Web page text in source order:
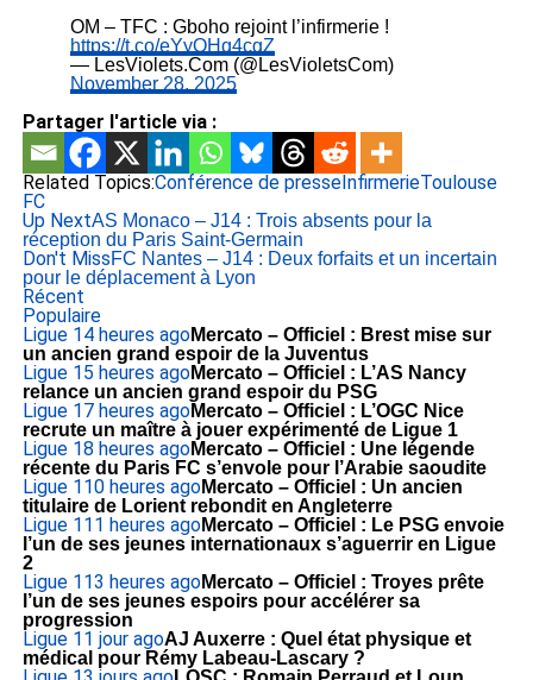
OM – TFC : Gboho rejoint l’infirmerie !
https://t.co/eYyOHq4cgZ
— LesViolets.Com (@LesVioletsCom)
November 28, 2025
Partager l'article via :
Related Topics:Conférence de presseInfirmerieToulouse
FC
Up NextAS Monaco – J14 : Trois absents pour la
réception du Paris Saint-Germain
Don't MissFC Nantes – J14 : Deux forfaits et un incertain
pour le déplacement à Lyon
Récent
Populaire
Ligue 14 heures agoMercato – Officiel : Brest mise sur
un ancien grand espoir de la Juventus
Ligue 15 heures agoMercato – Officiel : L’AS Nancy
relance un ancien grand espoir du PSG
Ligue 17 heures agoMercato – Officiel : L’OGC Nice
recrute un maître à jouer expérimenté de Ligue 1
Ligue 18 heures agoMercato – Officiel : Une légende
récente du Paris FC s’envole pour l’Arabie saoudite
Ligue 110 heures agoMercato – Officiel : Un ancien
titulaire de Lorient rebondit en Angleterre
Ligue 111 heures agoMercato – Officiel : Le PSG envoie
l’un de ses jeunes internationaux s’aguerrir en Ligue
2
Ligue 113 heures agoMercato – Officiel : Troyes prête
l’un de ses jeunes espoirs pour accélérer sa
progression
Ligue 11 jour agoAJ Auxerre : Quel état physique et
médical pour Rémy Labeau-Lascary ?